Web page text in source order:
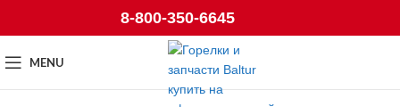
8-800-350-6645
MENU